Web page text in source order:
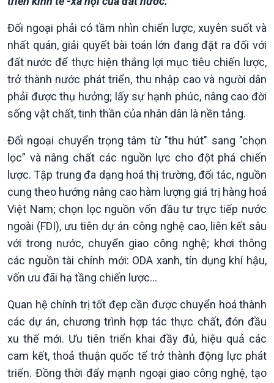
Xã hội
Tin Đời sống & Xã hội
Chuyển đổi Xanh
Tài nguyên và Môi trường
Chuyên gia của bạn
Xã hội chuyển động
Bước chân đến trường
Khoa học & Công nghệ
Tin Khoa học & Công nghệ
Sống chung với biến đổi
khí hậu
Đối ngoại phải có tầm nhìn chiến lược, xuyên suốt và
nhất quán, giải quyết bài toán lớn đang đặt ra đối với
đất nước để thực hiện thắng lợi mục tiêu chiến lược,
trở thành nước phát triển, thu nhập cao và người dân
phải được thụ hưởng; lấy sự hạnh phúc, nâng cao đời
sống vật chất, tinh thần của nhân dân là nền tảng.
Đối ngoại chuyển trọng tâm từ "thu hút" sang "chọn
lọc” và nâng chất các nguồn lực cho đột phá chiến
lược. Tập trung đa dạng hoá thị trường, đối tác, nguồn
cung theo hướng nâng cao hàm lượng giá trị hàng hoá
Việt Nam; chọn lọc nguồn vốn đầu tư trực tiếp nước
ngoài (FDI), ưu tiên dự án công nghệ cao, liên kết sâu
với trong nước, chuyển giao công nghệ; khơi thông
các nguồn tài chính mới: ODA xanh, tín dụng khí hậu,
vốn ưu đãi hạ tầng chiến lược...
Quan hệ chính trị tốt đẹp cần được chuyển hoá thành
các dự án, chương trình hợp tác thực chất, đón đầu
xu thế mới. Ưu tiên triển khai đầy đủ, hiệu quả các
cam kết, thoả thuận quốc tế trở thành động lực phát
triển. Đồng thời đẩy mạnh ngoại giao công nghệ, tạo